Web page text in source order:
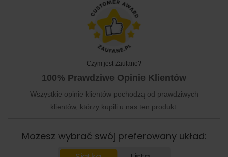
Czym jest Zaufane?
100% Prawdziwe Opinie Klientów
Wszystkie opinie klientów pochodzą od prawdziwych
klientów, którzy kupili u nas ten produkt.
Możesz wybrać swój preferowany układ: